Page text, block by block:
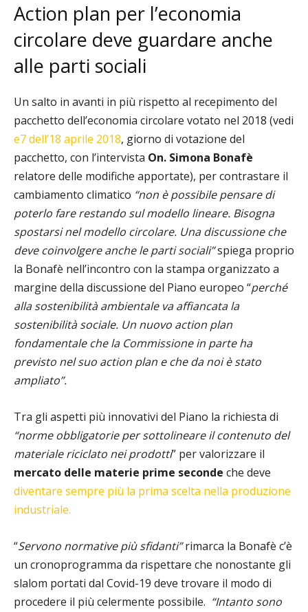
Action plan per l’economia
circolare deve guardare anche
alle parti sociali
Un salto in avanti in più rispetto al recepimento del
pacchetto dell’economia circolare votato nel 2018 (vedi
e7 dell’18 aprile 2018, giorno di votazione del
pacchetto, con l’intervista On. Simona Bonafè
relatore delle modifiche apportate), per contrastare il
cambiamento climatico “non è possibile pensare di
poterlo fare restando sul modello lineare. Bisogna
spostarsi nel modello circolare. Una discussione che
deve coinvolgere anche le parti sociali”spiega proprio
la Bonafè nell’incontro con la stampa organizzato a
margine della discussione del Piano europeo “perché
alla sostenibilità ambientale va affiancata la
sostenibilità sociale. Un nuovo action plan
fondamentale che la Commissione in parte ha
previsto nel suo action plan e che da noi è stato
ampliato”.
Tra gli aspetti più innovativi del Piano la richiesta di
“norme obbligatorie per sottolineare il contenuto del
materiale riciclato nei prodotti” per valorizzare il
mercato delle materie prime seconde che deve
diventare sempre più la prima scelta nella produzione
industriale.
“Servono normative più sfidanti”rimarca la Bonafè c’è
un cronoprogramma da rispettare che nonostante gli
slalom portati dal Covid-19 deve trovare il modo di
procedere il più celermente possibile. “Intanto sono